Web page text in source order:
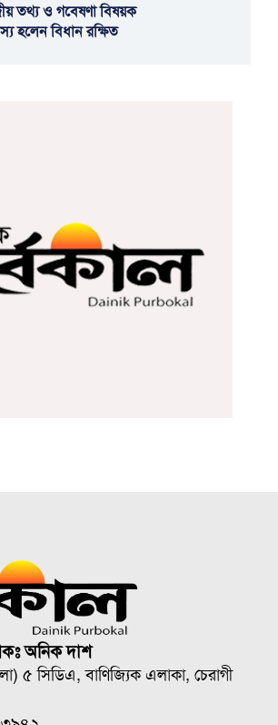
তথ্য ও গবেষণা বিষয়ক
হলেন বিধান রক্ষিত
অনিক দাশ
৫ সিডিএ, বাণিজ্যিক এলাকা, চেরাগী